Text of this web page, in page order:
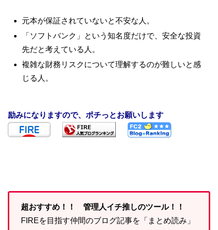
元本が保証されていないと不安な人。
「ソフトバンク」という知名度だけで、安全な投資
先だと考えている人。
複雑な財務リスクについて理解するのが難しいと感
じる人。
励みになりますので、ポチっとお願いします
超おすすめ！！ 管理人イチ推しのツール！！
FIREを目指す仲間のブログ記事を「まとめ読み」